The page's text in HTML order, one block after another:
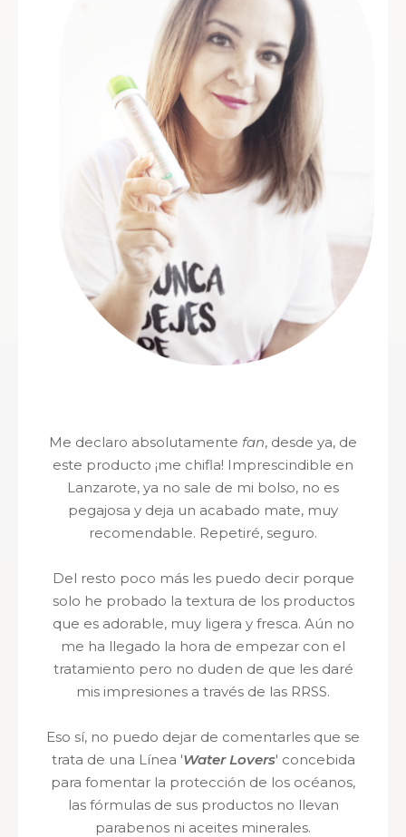
Me declaro absolutamente fan, desde ya, de
este producto ¡me chifla! Imprescindible en
Lanzarote, ya no sale de mi bolso, no es
pegajosa y deja un acabado mate, muy
recomendable. Repetiré, seguro.
Del resto poco más les puedo decir porque
solo he probado la textura de los productos
que es adorable, muy ligera y fresca. Aún no
me ha llegado la hora de empezar con el
tratamiento pero no duden de que les daré
mis impresiones a través de las RRSS.
Eso sí, no puedo dejar de comentarles que se
trata de una Línea 'Water Lovers' concebida
para fomentar la protección de los océanos,
las fórmulas de sus productos no llevan
parabenos ni aceites minerales.